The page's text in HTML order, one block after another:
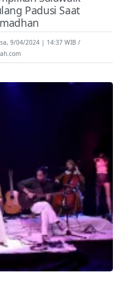
Padusi Saat
9/04/2024 | 14:37 WIB